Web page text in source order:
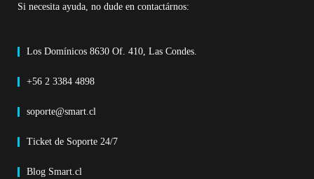
Si necesita ayuda, no dude en contactárnos:
Los Domínicos 8630 Of. 410, Las Condes.
+56 2 3384 4898
soporte@smart.cl
Ticket de Soporte 24/7
Blog Smart.cl